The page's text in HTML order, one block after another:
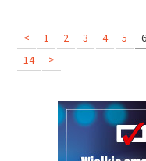
< 1 2 3 4 5 6
14
>